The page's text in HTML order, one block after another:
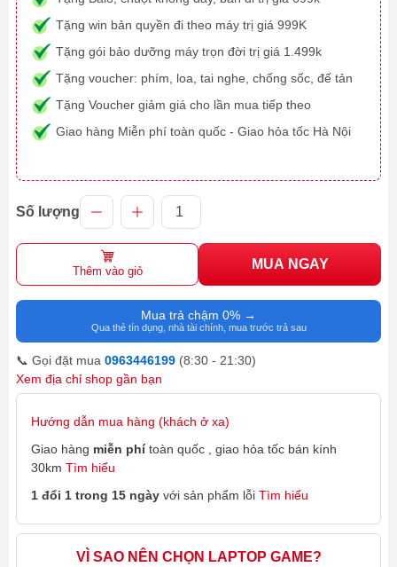
Tặng win bản quyền đi theo máy trị giá 999K
Tặng gói bảo dưỡng máy trọn đời trị giá 1.499k
Tặng voucher: phím, loa, tai nghe, chống sốc, đế tản
Tặng Voucher giảm giá cho lần mua tiếp theo
Giao hàng Miễn phí toàn quốc - Giao hỏa tốc Hà Nội
Số lượng
Thêm vào giỏ MUA NGAY
Mua trả chậm 0% →
Qua thẻ tín dụng, nhà tài chính, mua trước trả sau
📞 Gọi đặt mua 0963446199 (8:30 - 21:30)
Xem địa chỉ shop gần bạn
Hướng dẫn mua hàng (khách ở xa)
Giao hàng miễn phítoàn quốc , giao hỏa tốc bán kính
30km Tìm hiểu
1 đổi 1 trong 15 ngày với sản phẩm lỗi Tìm hiểu
VÌ SAO NÊN CHỌN LAPTOP GAME?